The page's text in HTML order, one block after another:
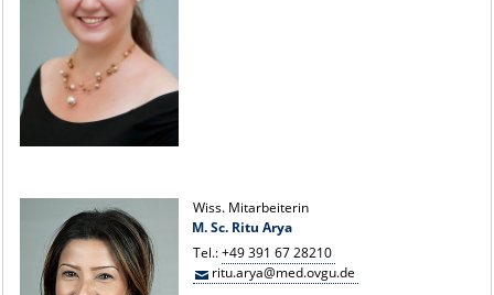
Wiss. Mitarbeiterin
M. Sc. Ritu Arya
Tel.:+49 391 67 28210
ritu.arya@med.ovgu.de